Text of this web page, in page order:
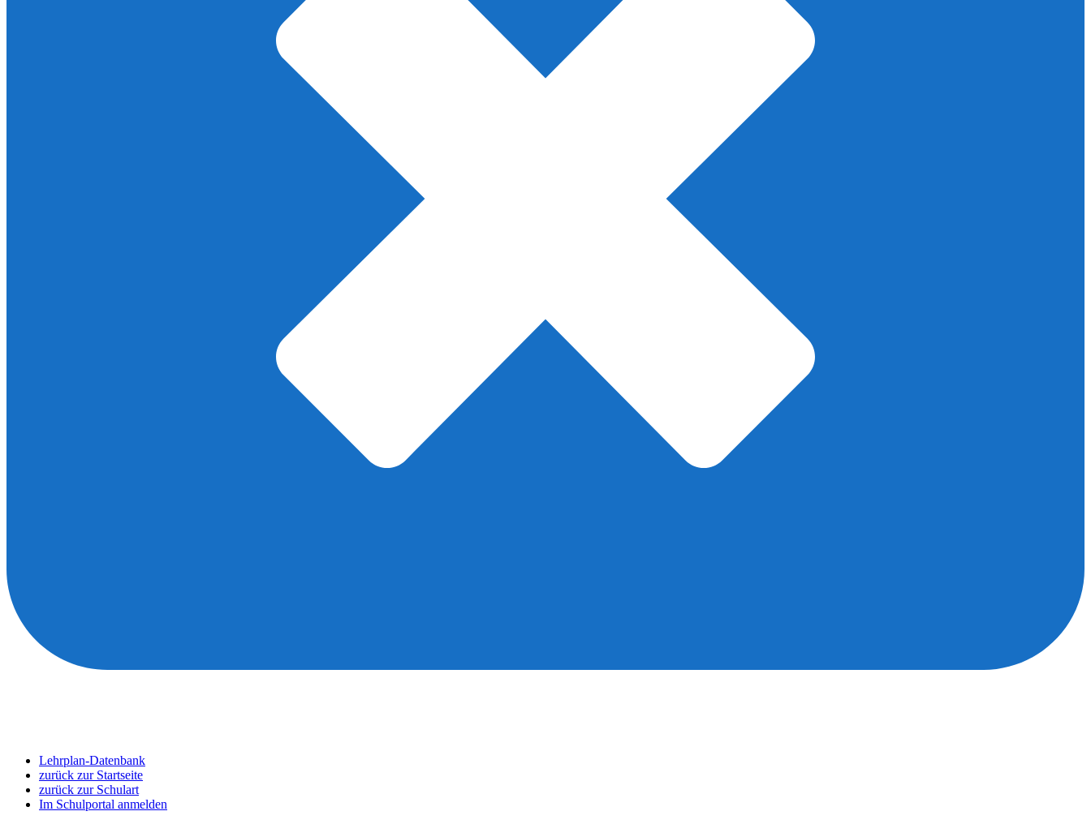
Lehrplan-Datenbank
zurück zur Startseite
zurück zur Schulart
Im Schulportal anmelden